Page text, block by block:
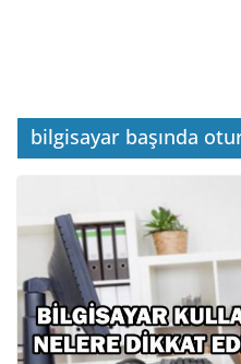
bilgisayar başında